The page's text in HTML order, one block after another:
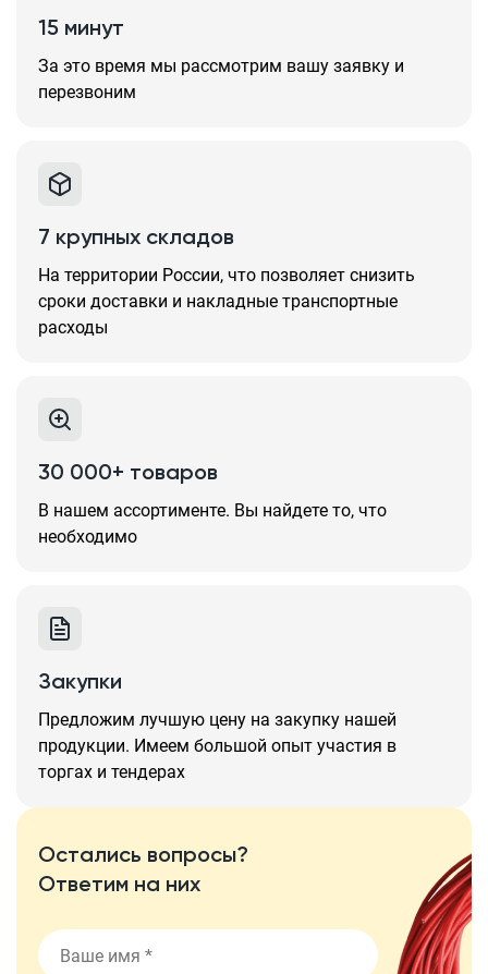
15 минут
За это время мы рассмотрим вашу заявку и
перезвоним
7 крупных складов
На территории России, что позволяет снизить
сроки доставки и накладные транспортные
расходы
30 000+ товаров
В нашем ассортименте. Вы найдете то, что
необходимо
Закупки
Предложим лучшую цену на закупку нашей
продукции. Имеем большой опыт участия в
торгах и тендерах
Остались вопросы?
Ответим на них